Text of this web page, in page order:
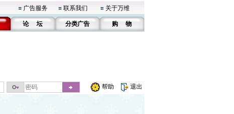
广告服务 联系我们 关于万维
论 坛 分类广告 购 物
帮助 退出